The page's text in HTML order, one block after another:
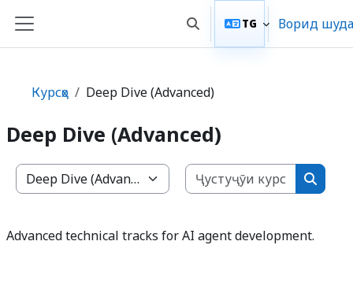
Нодида гузаронидан ба мазмуни асосӣ
Панели тараф Toggle search input
TG Ворид
Курсҳо Deep Dive (Advanced)
Deep Dive (Advanced)
Категорияҳои курсҳо
Advanced technical tracks for AI agent development.